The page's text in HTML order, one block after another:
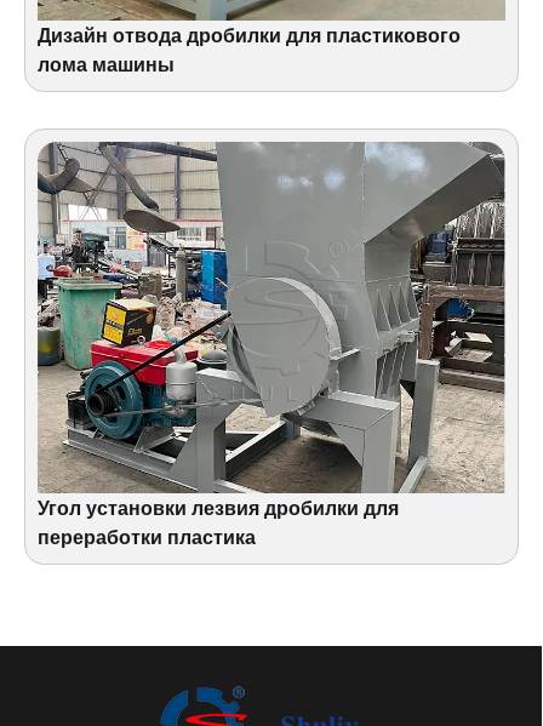
Дизайн отвода дробилки для пластикового
лома машины
Угол установки лезвия дробилки для
переработки пластика